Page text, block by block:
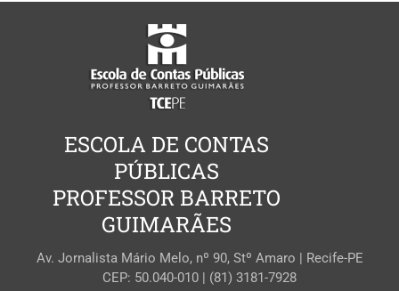
ESCOLA DE CONTAS
PÚBLICAS
PROFESSOR BARRETO
GUIMARÃES
Av. Jornalista Mário Melo, nº 90, Stº Amaro | Recife-PE
CEP: 50.040-010 | (81) 3181-7928